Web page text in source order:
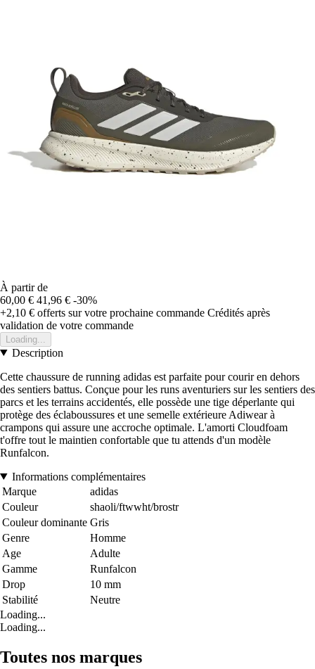
À partir de
60,00 € 41,96 € -30%
+2,10 € offerts sur votre prochaine commande Crédités après
validation de votre commande
Loading...
Description
Cette chaussure de running adidas est parfaite pour courir en dehors
des sentiers battus. Conçue pour les runs aventuriers sur les sentiers des
parcs et les terrains accidentés, elle possède une tige déperlante qui
protège des éclaboussures et une semelle extérieure Adiwear à
crampons qui assure une accroche optimale. L'amorti Cloudfoam
t'offre tout le maintien confortable que tu attends d'un modèle
Runfalcon.
Informations complémentaires
Marque
adidas
Couleur
shaoli/ftwwht/brostr
Couleur dominante Gris
Genre
Homme
Age
Adulte
Gamme
Runfalcon
Drop
10 mm
Stabilité
Neutre
Loading...
Loading...
Toutes nos marques